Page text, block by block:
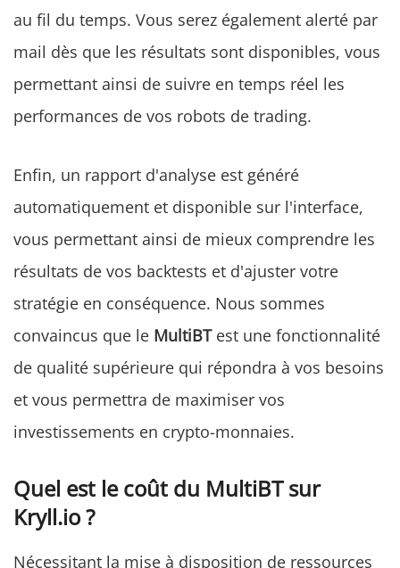
au fil du temps. Vous serez également alerté par
mail dès que les résultats sont disponibles, vous
permettant ainsi de suivre en temps réel les
performances de vos robots de trading.
Enfin, un rapport d'analyse est généré
automatiquement et disponible sur l'interface,
vous permettant ainsi de mieux comprendre les
résultats de vos backtests et d'ajuster votre
stratégie en conséquence. Nous sommes
convaincus que le MultiBTest une fonctionnalité
de qualité supérieure qui répondra à vos besoins
et vous permettra de maximiser vos
investissements en crypto-monnaies.
Quel est le coût du MultiBT sur
Kryll.io ?
Nécessitant la mise à disposition de ressources